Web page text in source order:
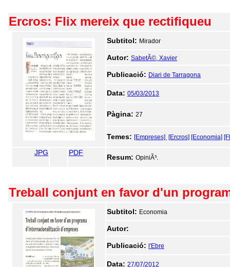
Ercros: Flix mereix que rectifiqueu
Subtitol: Mirador
Autor: SabetÃ©, Xavier
Publicació: Diari de Tarragona
Data: 05/03/2013
Pàgina: 27
Temes: [Empreses] [Ercros] [Economia]
JPG PDF
Resum: OpiniÃ³.
Treball conjunt en favor d'un
Subtitol: Economia
Autor:
Publicació: l'Ebre
Data: 27/07/2012